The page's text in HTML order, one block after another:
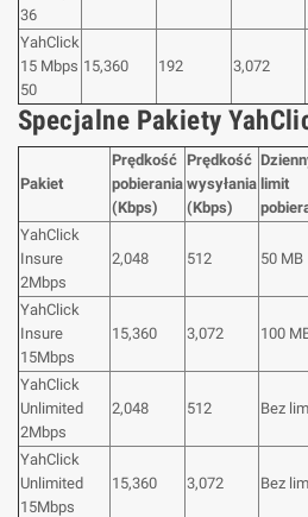
36
YahClick
15 Mbps
50
15,360 192 3,072
Specjalne Pakiety
Pakiet
Prędkość
pobierania
(Kbps)
Prędkość
wysyłania
(Kbps)
limit
YahClick
Insure
2Mbps
2,048 512 50 MB
YahClick
Insure
15Mbps
15,360 3,072 100
YahClick
Unlimited
2Mbps
2,048 512 Bez
YahClick
Unlimited
15Mbps
15,360 3,072 Bez